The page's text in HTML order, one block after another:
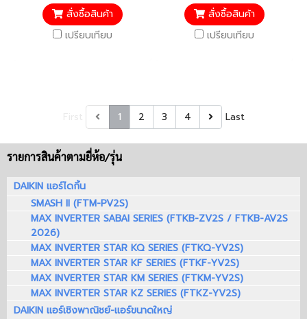
สั่งซื้อสินค้า
เปรียบเทียบ
สั่งซื้อสินค้า
เปรียบเทียบ
1 2 3 4 Last
รายการสินค้าตามยี่ห้อ/รุ่น
DAIKIN แอร์ไดกิ้น
SMASH II (FTM-PV2S)
MAX INVERTER SABAI SERIES (FTKB-ZV2S / FTKB-AV2S
2026)
MAX INVERTER STAR KQ SERIES (FTKQ-YV2S)
MAX INVERTER STAR KF SERIES (FTKF-YV2S)
MAX INVERTER STAR KM SERIES (FTKM-YV2S)
MAX INVERTER STAR KZ SERIES (FTKZ-YV2S)
DAIKIN แอร์เชิงพาณิชย์-แอร์ขนาดใหญ่